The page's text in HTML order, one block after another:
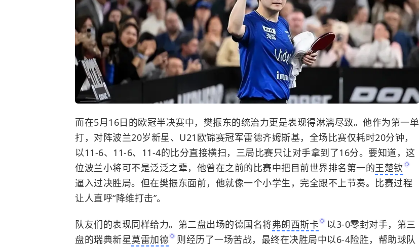
而在5月16日的欧冠半决赛中，樊振东的统治力更是表现得淋漓尽致。他作为第一单
打，对阵波兰20岁新星、U21欧锦赛冠军雷德齐姆斯基，全场比赛仅耗时20分钟，
以11-6、11-6、11-4的比分直接横扫，三局比赛只让对手拿到了16分。要知道，这
位波兰小将可不是泛泛之辈，他曾在之前的比赛中把目前世界排名第一的王楚钦
逼入过决胜局。但在樊振东面前，他就像一个小学生，完全跟不上节奏。比赛过程
让人直呼“降维打击”。
队友们的表现同样给力。第二盘出场的德国名将弗朗西斯卡
以3-0零封对手，第三
盘的瑞典新星莫雷加德
则经历了一场苦战，最终在决胜局中以6-4险胜，帮助球队